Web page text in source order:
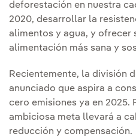
deforestación en nuestra
2020, desarrollar la
alimentos y agua, y ofrecer
alimentación más sana y
Recientemente, la división
anunciado que aspira a
cero emisiones ya en 2025.
ambiciosa meta llevará a
reducción y compensación.